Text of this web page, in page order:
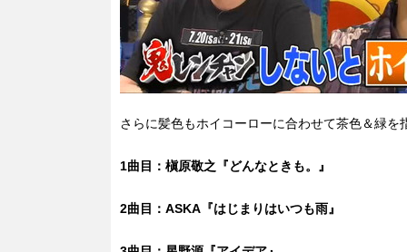
さらに髪色もホイコーローに合わせて茶色＆緑を
1曲目：槇原敬之『どんなときも。 』
2曲目：ASKA『はじまりはいつも雨』